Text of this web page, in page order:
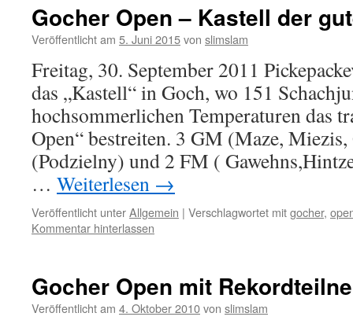
Gocher Open – Kastell der
Veröffentlicht am 5. Juni 2015von slimslam
Freitag, 30. September 2011
das „Kastell“ in Goch, wo 151
hochsommerlichen Temperaturen das
Open“ bestreiten. 3 GM (Maze,
(Podzielny) und 2 FM (
… Weiterlesen →
Veröffentlicht unterAllgemein | Verschlagwortet mitgocher,
Kommentar hinterlassen
Gocher Open mit
Veröffentlicht am 4. Oktober 2010von slimslam